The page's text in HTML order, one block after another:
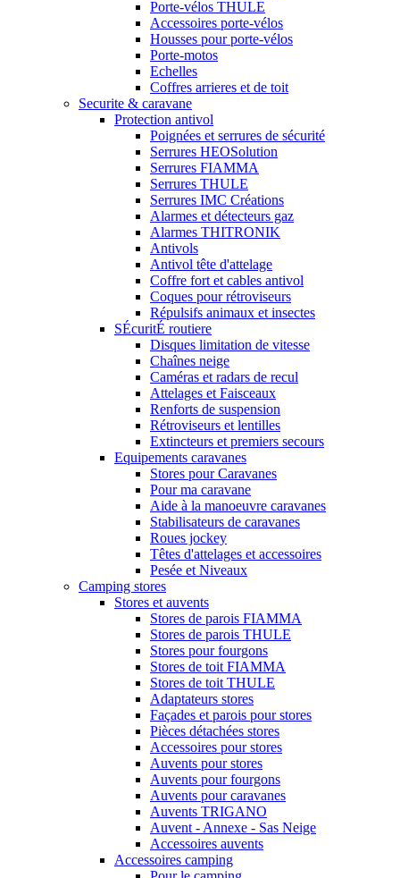
Porte-vélos THULE
Accessoires porte-vélos
Housses pour porte-vélos
Porte-motos
Echelles
Coffres arrieres et de toit
Securite & caravane
Protection antivol
Poignées et serrures de sécurité
Serrures HEOSolution
Serrures FIAMMA
Serrures THULE
Serrures IMC Créations
Alarmes et détecteurs gaz
Alarmes THITRONIK
Antivols
Antivol tête d'attelage
Coffre fort et cables antivol
Coques pour rétroviseurs
Répulsifs animaux et insectes
SÉcuritÉ routiere
Disques limitation de vitesse
Chaînes neige
Caméras et radars de recul
Attelages et Faisceaux
Renforts de suspension
Rétroviseurs et lentilles
Extincteurs et premiers secours
Equipements caravanes
Stores pour Caravanes
Pour ma caravane
Aide à la manoeuvre caravanes
Stabilisateurs de caravanes
Roues jockey
Têtes d'attelages et accessoires
Pesée et Niveaux
Camping stores
Stores et auvents
Stores de parois FIAMMA
Stores de parois THULE
Stores pour fourgons
Stores de toit FIAMMA
Stores de toit THULE
Adaptateurs stores
Façades et parois pour stores
Pièces détachées stores
Accessoires pour stores
Auvents pour stores
Auvents pour fourgons
Auvents pour caravanes
Auvents TRIGANO
Auvent - Annexe - Sas Neige
Accessoires auvents
Accessoires camping